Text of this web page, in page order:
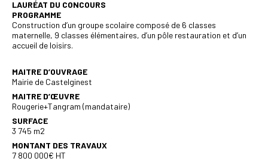
LAURÉAT DU CONCOURS
PROGRAMME
Construction d’un groupe scolaire composé de 6 classes
maternelle, 9 classes élémentaires, d’un pôle restauration et d’un
accueil de loisirs.
MAITRE D’OUVRAGE
Mairie de Castelginest
MAITRE D’ŒUVRE
Rougerie+Tangram (mandataire)
SURFACE
3 745 m2
MONTANT DES TRAVAUX
7 800 000€ HT